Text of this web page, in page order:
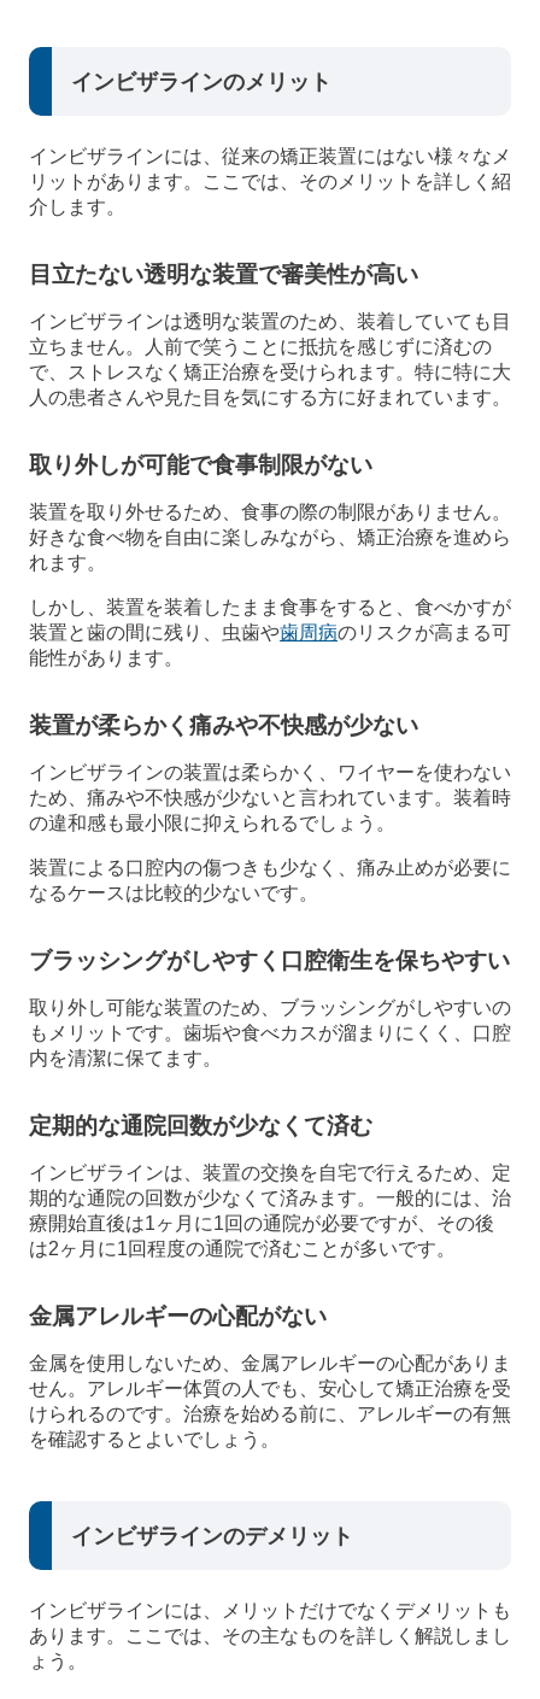
インビザラインのメリット
インビザラインには、従来の矯正装置にはない様々なメ
リットがあります。ここでは、そのメリットを詳しく紹
介します。
目立たない透明な装置で審美性が高い
インビザラインは透明な装置のため、装着していても目
立ちません。人前で笑うことに抵抗を感じずに済むの
で、ストレスなく矯正治療を受けられます。特に特に大
人の患者さんや見た目を気にする方に好まれています。
取り外しが可能で食事制限がない
装置を取り外せるため、食事の際の制限がありません。
好きな食べ物を自由に楽しみながら、矯正治療を進めら
れます。
しかし、装置を装着したまま食事をすると、食べかすが
装置と歯の間に残り、虫歯や歯周病のリスクが高まる可
能性があります。
装置が柔らかく痛みや不快感が少ない
インビザラインの装置は柔らかく、ワイヤーを使わない
ため、痛みや不快感が少ないと言われています。装着時
の違和感も最小限に抑えられるでしょう。
装置による口腔内の傷つきも少なく、痛み止めが必要に
なるケースは比較的少ないです。
ブラッシングがしやすく口腔衛生を保ちやすい
取り外し可能な装置のため、ブラッシングがしやすいの
もメリットです。歯垢や食べカスが溜まりにくく、口腔
内を清潔に保てます。
定期的な通院回数が少なくて済む
インビザラインは、装置の交換を自宅で行えるため、定
期的な通院の回数が少なくて済みます。一般的には、治
療開始直後は1ヶ月に1回の通院が必要ですが、その後
は2ヶ月に1回程度の通院で済むことが多いです。
金属アレルギーの心配がない
金属を使用しないため、金属アレルギーの心配がありま
せん。アレルギー体質の人でも、安心して矯正治療を受
けられるのです。治療を始める前に、アレルギーの有無
を確認するとよいでしょう。
インビザラインのデメリット
インビザラインには、メリットだけでなくデメリットも
あります。ここでは、その主なものを詳しく解説しまし
ょう。